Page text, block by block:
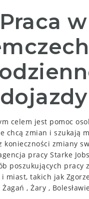
Praca w
dojazdy
celem jest pomoc
chcą zmian i szukają
konieczności zmiany
pracy Starke
poszukujących pracy
miast, takich jak
Żagań , Żary ,